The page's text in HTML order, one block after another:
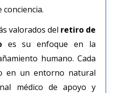
valorados del retiro de
es su enfoque en la
humano. Cada
en un entorno natural
médico de apoyo y